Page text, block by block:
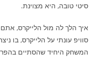
סיטי טובה, היא מצוינת.
איך הלך לה מול הלייקרס,
המשחק היחיד שהסתיים